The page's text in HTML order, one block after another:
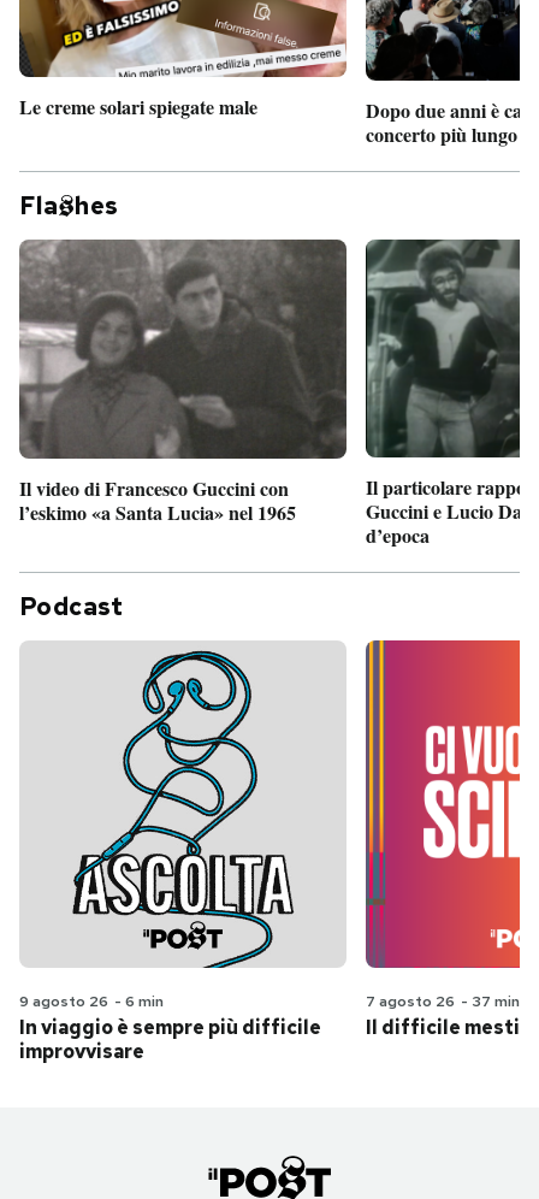
Le creme solari spiegate male
Dopo due anni è
concerto più lungo
Fla hes
Il video di Francesco Guccini con
l’eskimo «a Santa Lucia» nel 1965
Il particolare
Guccini e Lucio
d’epoca
Podcast
9 agosto 26 - 6 min
In viaggio è sempre più difficile
improvvisare
7 agosto 26 - 37 min
Il difficile